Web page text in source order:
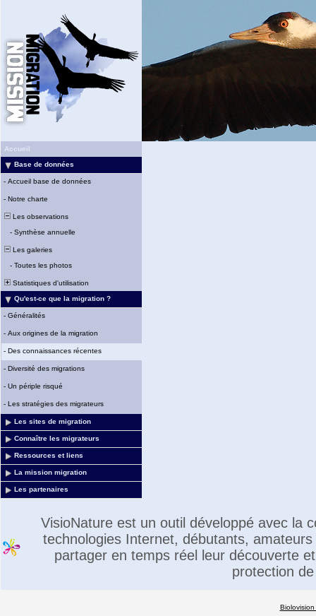
Accueil
Base de données
- Accueil base de données
- Notre charte
Les observations
- Synthèse annuelle
Les galeries
- Toutes les photos
Statistiques d'utilisation
Qu'est-ce que la migration ?
- Généralités
- Aux origines de la migration
- Des connaissances récentes
- Diversité des migrations
- Un périple risqué
- Les stratégies des migrateurs
Les sites de migration
Connaître les migrateurs
Ressources et liens
La mission migration
Les partenaires
VisioNature est un outil développé avec la
technologies Internet, débutants,
partager en temps réel leur découverte
protection
Biolovision